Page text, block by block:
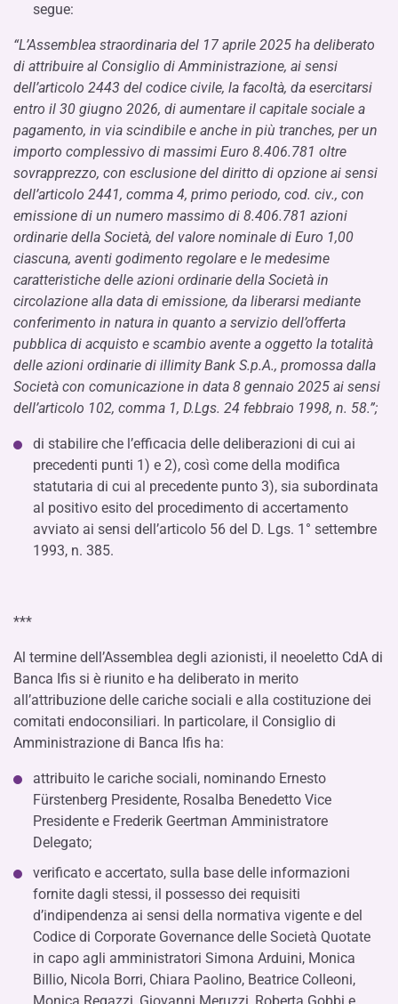
segue:
“L’Assemblea straordinaria del 17 aprile 2025 ha deliberato
di attribuire al Consiglio di Amministrazione, ai sensi
dell’articolo 2443 del codice civile, la facoltà, da esercitarsi
entro il 30 giugno 2026, di aumentare il capitale sociale a
pagamento, in via scindibile e anche in più tranches, per un
importo complessivo di massimi Euro 8.406.781 oltre
sovrapprezzo, con esclusione del diritto di opzione ai sensi
dell’articolo 2441, comma 4, primo periodo, cod. civ., con
emissione di un numero massimo di 8.406.781 azioni
ordinarie della Società, del valore nominale di Euro 1,00
ciascuna, aventi godimento regolare e le medesime
caratteristiche delle azioni ordinarie della Società in
circolazione alla data di emissione, da liberarsi mediante
conferimento in natura in quanto a servizio dell’offerta
pubblica di acquisto e scambio avente a oggetto la totalità
delle azioni ordinarie di illimity Bank S.p.A., promossa dalla
Società con comunicazione in data 8 gennaio 2025 ai sensi
dell’articolo 102, comma 1, D.Lgs. 24 febbraio 1998, n. 58.”;
di stabilire che l’efficacia delle deliberazioni di cui ai
precedenti punti 1) e 2), così come della modifica
statutaria di cui al precedente punto 3), sia subordinata
al positivo esito del procedimento di accertamento
avviato ai sensi dell’articolo 56 del D. Lgs. 1° settembre
1993, n. 385.
***
Al termine dell’Assemblea degli azionisti, il neoeletto CdA di
Banca Ifis si è riunito e ha deliberato in merito
all’attribuzione delle cariche sociali e alla costituzione dei
comitati endoconsiliari. In particolare, il Consiglio di
Amministrazione di Banca Ifis ha:
attribuito le cariche sociali, nominando Ernesto
Fürstenberg Presidente, Rosalba Benedetto Vice
Presidente e Frederik Geertman Amministratore
Delegato;
verificato e accertato, sulla base delle informazioni
fornite dagli stessi, il possesso dei requisiti
d’indipendenza ai sensi della normativa vigente e del
Codice di Corporate Governance delle Società Quotate
in capo agli amministratori Simona Arduini, Monica
Billio, Nicola Borri, Chiara Paolino, Beatrice Colleoni,